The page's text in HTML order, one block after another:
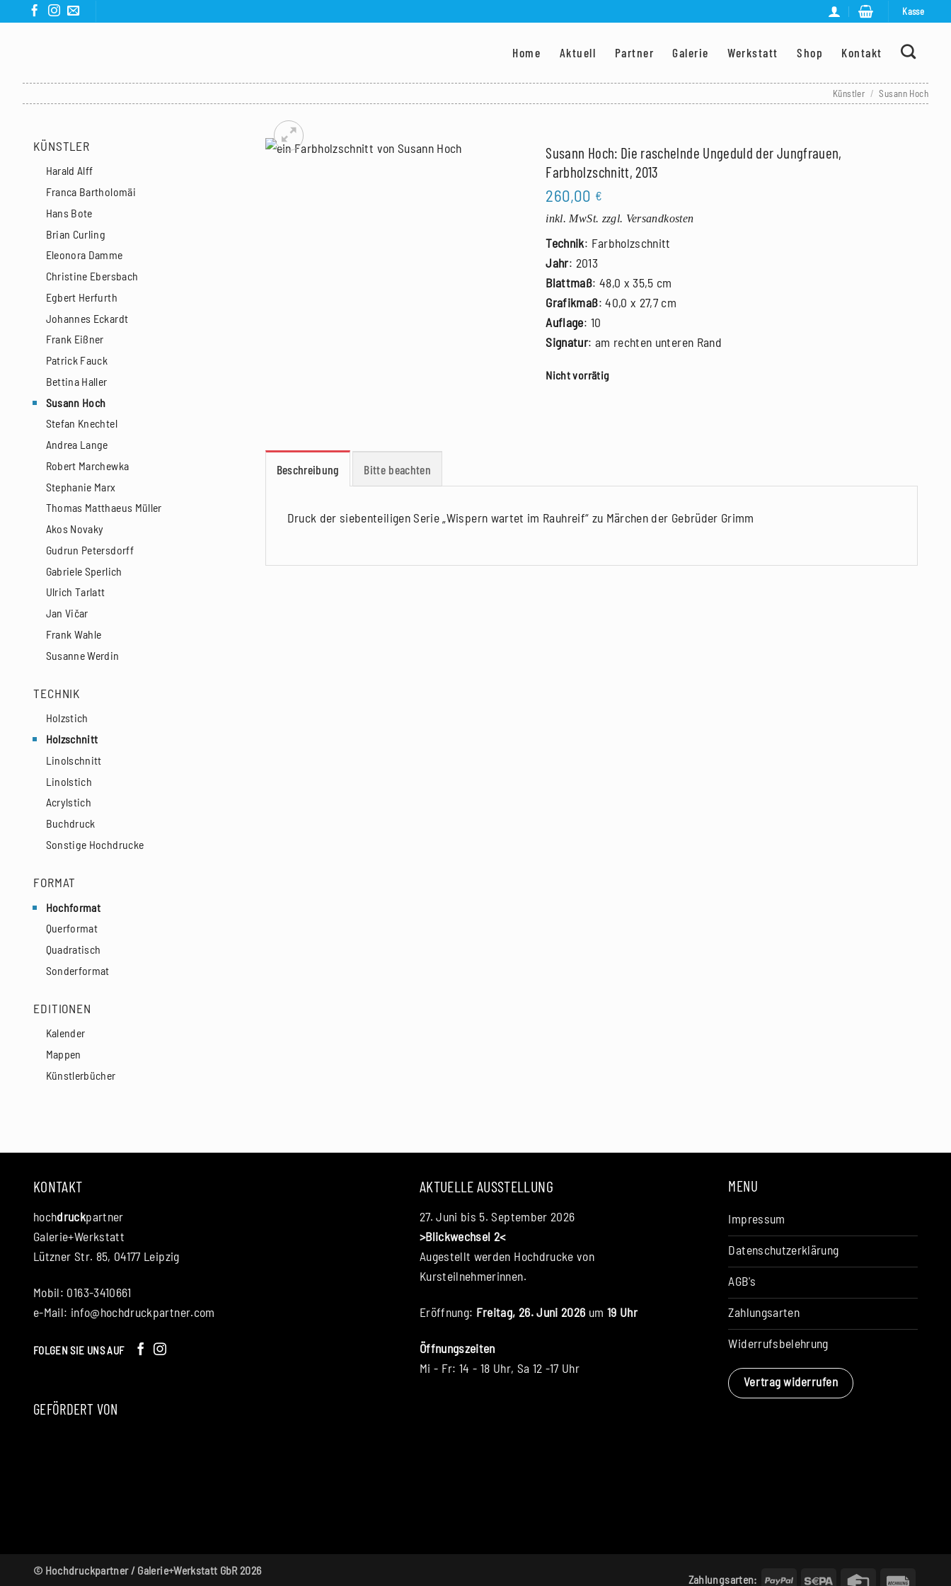
Kasse
Home Aktuell Partner Galerie Werkstatt Shop Kontakt
Künstler / Susann Hoch
KÜNSTLER
Harald Alff
Franca Bartholomäi
Hans Bote
Brian Curling
Eleonora Damme
Christine Ebersbach
Egbert Herfurth
Johannes Eckardt
Frank Eißner
Patrick Fauck
Bettina Haller
Susann Hoch
Stefan Knechtel
Andrea Lange
Robert Marchewka
Stephanie Marx
Thomas Matthaeus Müller
Akos Novaky
Gudrun Petersdorff
Gabriele Sperlich
Ulrich Tarlatt
Jan Vičar
Frank Wahle
Susanne Werdin
TECHNIK
Holzstich
Holzschnitt
Linolschnitt
Linolstich
Acrylstich
Buchdruck
Sonstige Hochdrucke
FORMAT
Hochformat
Querformat
Quadratisch
Sonderformat
EDITIONEN
Kalender
Mappen
Künstlerbücher
Susann Hoch: Die raschelnde Ungeduld der Jungfrauen,
Farbholzschnitt, 2013
260,00 €
inkl. MwSt. zzgl. Versandkosten
Technik: Farbholzschnitt
Jahr: 2013
Blattmaß: 48,0 x 35,5 cm
Grafikmaß: 40,0 x 27,7 cm
Auflage: 10
Signatur: am rechten unteren Rand
Nicht vorrätig
Beschreibung Bitte beachten
Druck der siebenteiligen Serie „Wispern wartet im Rauhreif“ zu Märchen der Gebrüder Grimm
KONTAKT
hochdruckpartner
Galerie+Werkstatt
Lützner Str. 85, 04177 Leipzig
Mobil: 0163-3410661
e-Mail: info@hochdruckpartner.com
FOLGEN SIE UNS AUF
GEFÖRDERT VON
AKTUELLE AUSSTELLUNG
27. Juni bis 5. September 2026
>Blickwechsel 2<
Augestellt werden Hochdrucke von
Kursteilnehmerinnen.
Eröffnung: Freitag, 26. Juni 2026 um 19 Uhr
Öffnungszeiten
Mi - Fr: 14 - 18 Uhr, Sa 12 -17 Uhr
MENU
Impressum
Datenschutzerklärung
AGB's
Zahlungsarten
Widerrufsbelehrung
Vertrag widerrufen
Zahlungsarten: PayPal Sepa Credit
© Hochdruckpartner / Galerie+Werkstatt GbR 2026